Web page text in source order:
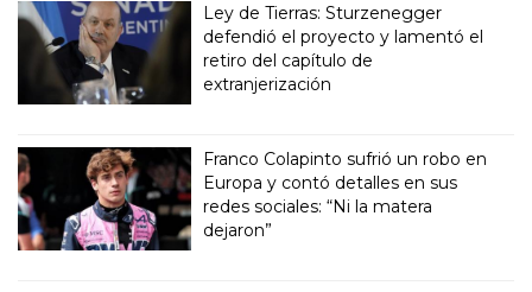
Ley de Tierras: Sturzenegger
defendió el proyecto y lamentó el
retiro del capítulo de
extranjerización
Franco Colapinto sufrió un robo en
Europa y contó detalles en sus
redes sociales: “Ni la matera
dejaron”